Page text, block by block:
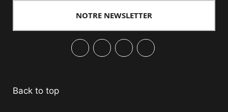
NOTRE NEWSLETTER
Back to top